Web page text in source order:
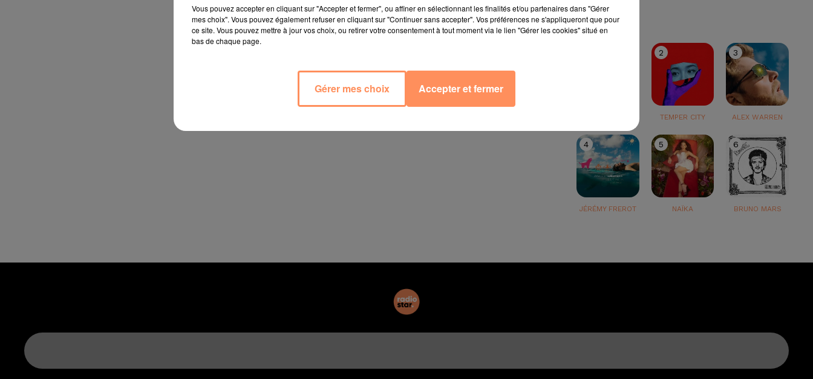
le top
2
TEMPER CITY
3
ALEX WARREN
4
JÉRÉMY FREROT
5
NAÏKA
6
BRUNO MARS
Vous pouvez accepter en cliquant sur "Accepter et fermer", ou affiner en sélectionnant les finalités et/ou partenaires dans "Gérer
mes choix". Vous pouvez également refuser en cliquant sur "Continuer sans accepter". Vos préférences ne s'appliqueront que pour
ce site. Vous pouvez mettre à jour vos choix, ou retirer votre consentement à tout moment via le lien "Gérer les cookies" situé en
bas de chaque page.
Gérer mes choix Accepter et fermer